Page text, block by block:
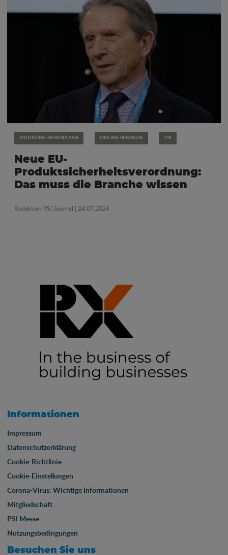
INDUSTRIE NEWSFLASH ONLINE SEMINAR PSI
Neue EU-
Produktsicherheitsverordnung:
Das muss die Branche wissen
Redaktion PSI Journal | 24.07.2024
Informationen
Impressum
Datenschutzerklärung
Cookie-Richtlinie
Cookie-Einstellungen
Corona-Virus: Wichtige Informationen
Mitgliedschaft
PSI Messe
Nutzungsbedingungen
Besuchen Sie uns